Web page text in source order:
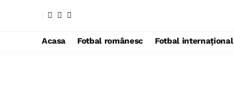
Acasa Fotbal românesc Fotbal internațional